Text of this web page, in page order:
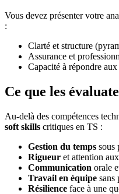
Vous devez présenter votre
:
Clarté et structure
Assurance et
Capacité à répondre
Ce que les
Au-delà des compétences
soft skills critiques en TS :
Gestion du temps sous
Rigueur et attention
Communication orale
Travail en équipe sans
Résilience face à une